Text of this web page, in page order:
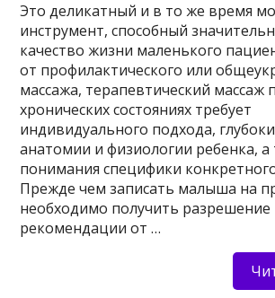
Это деликатный и в то же время
инструмент, способный
качество жизни маленького
от профилактического или
массажа, терапевтический массаж
хронических состояниях требует
индивидуального подхода,
анатомии и физиологии ребенка, а
понимания специфики
Прежде чем записать малыша на
необходимо получить разрешение
рекомендации от …